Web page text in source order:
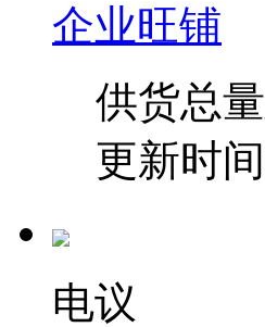
企业旺铺
供货总量
更新时间
电议